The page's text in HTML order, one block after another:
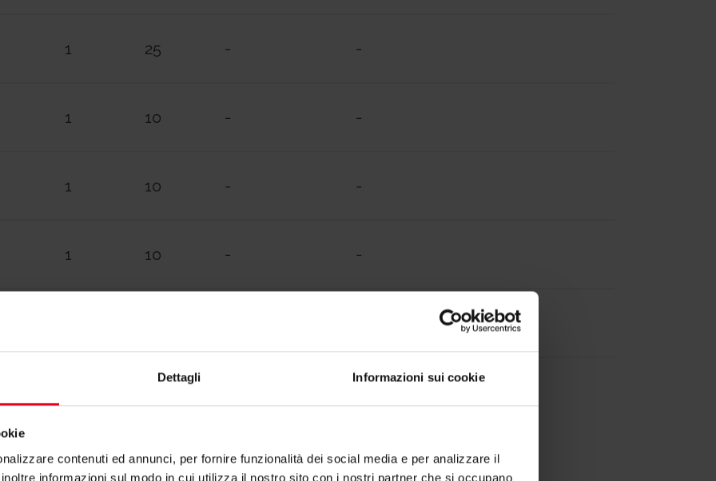
Dettagli Informazioni sui cookie
contenuti ed annunci, per fornire funzionalità dei social media e per analizzare il
informazioni sul modo in cui utilizza il nostro sito con i nostri partner che si occupano
1 25 - -
1 10 - -
1 10 - -
1 10 - -